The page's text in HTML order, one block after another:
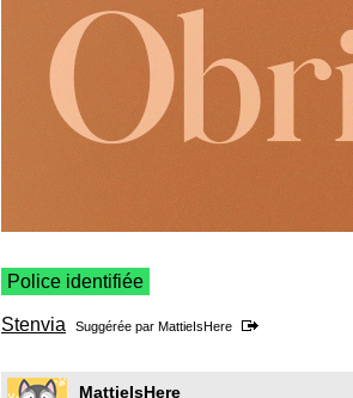
Police identifiée
Stenvia Suggérée par MattieIsHere
MattieIsHere